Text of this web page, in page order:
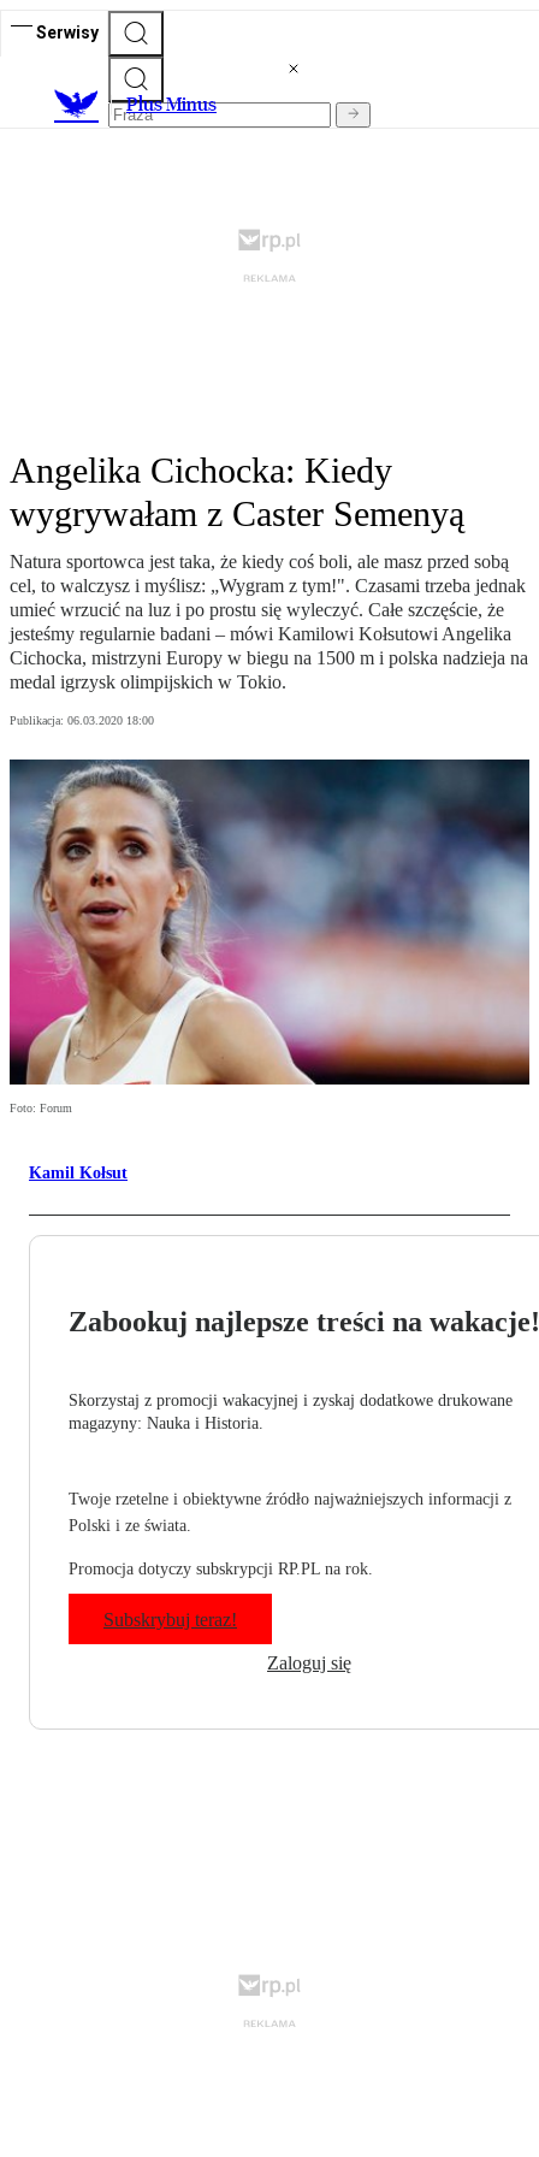
Serwisy
Plus Minus
Angelika Cichocka: Kiedy
wygrywałam z Caster Semenyą
Natura sportowca jest taka, że kiedy coś boli, ale masz przed sobą
cel, to walczysz i myślisz: „Wygram z tym!". Czasami trzeba jednak
umieć wrzucić na luz i po prostu się wyleczyć. Całe szczęście, że
jesteśmy regularnie badani – mówi Kamilowi Kołsutowi Angelika
Cichocka, mistrzyni Europy w biegu na 1500 m i polska nadzieja na
medal igrzysk olimpijskich w Tokio.
Publikacja: 06.03.2020 18:00
Foto: Forum
Kamil Kołsut
Zabookuj najlepsze treści na wakacje!
Skorzystaj z promocji wakacyjnej i zyskaj dodatkowe drukowane
magazyny: Nauka i Historia.
Twoje rzetelne i obiektywne źródło najważniejszych informacji z
Polski i ze świata.
Promocja dotyczy subskrypcji RP.PL na rok.
Subskrybuj teraz!
Zaloguj się